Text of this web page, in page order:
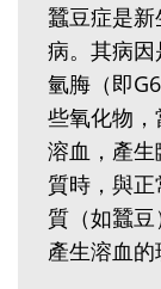
蠶豆症是
病。其病
氫脢（即
些氧化物
溶血，產
質時，與
質（如蠶
產生溶血的